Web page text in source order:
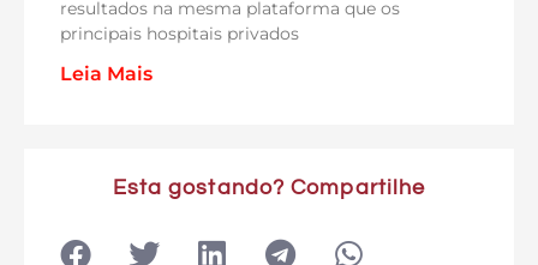
resultados na mesma plataforma que os
principais hospitais privados
Leia Mais
Esta gostando? Compartilhe